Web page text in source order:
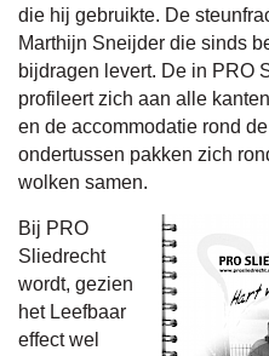
die hij gebruikte. De
Marthijn Sneijder die sinds
bijdragen levert. De in PRO
profileert zich aan alle
en de accommodatie rond
ondertussen pakken zich
wolken samen.
Bij PRO
Sliedrecht
wordt, gezien
het Leefbaar
effect wel